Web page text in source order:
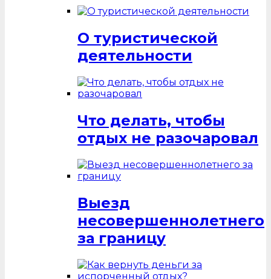
О туристической
деятельности
Что делать, чтобы
отдых не разочаровал
Выезд
несовершеннолетнего
за границу